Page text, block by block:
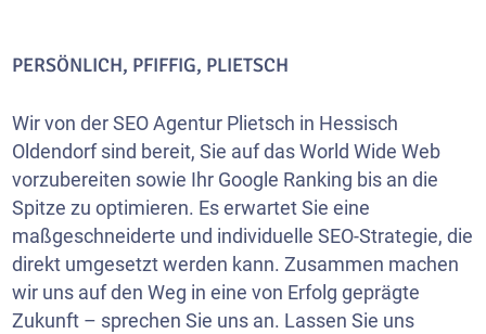
PERSÖNLICH, PFIFFIG, PLIETSCH
Wir von der SEO Agentur Plietsch in Hessisch
Oldendorf sind bereit, Sie auf das World Wide Web
vorzubereiten sowie Ihr Google Ranking bis an die
Spitze zu optimieren. Es erwartet Sie eine
maßgeschneiderte und individuelle SEO-Strategie, die
direkt umgesetzt werden kann. Zusammen machen
wir uns auf den Weg in eine von Erfolg geprägte
Zukunft – sprechen Sie uns an. Lassen Sie uns